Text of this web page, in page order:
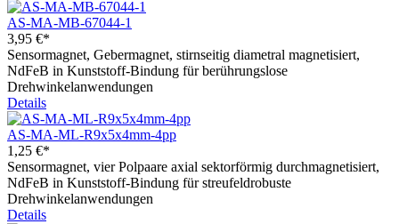
AS-MA-MB-67044-1
3,95 €*
Sensormagnet, Gebermagnet, stirnseitig diametral magnetisiert,
NdFeB in Kunststoff-Bindung für berührungslose
Drehwinkelanwendungen
Details
AS-MA-ML-R9x5x4mm-4pp
1,25 €*
Sensormagnet, vier Polpaare axial sektorförmig durchmagnetisiert,
NdFeB in Kunststoff-Bindung für streufeldrobuste
Drehwinkelanwendungen
Details